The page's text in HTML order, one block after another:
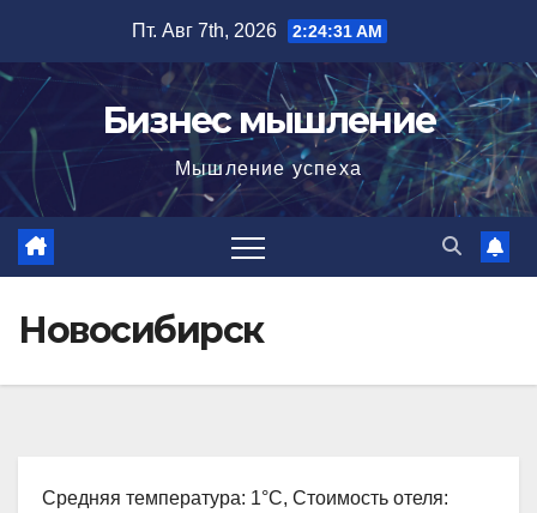
содержимому
Пт. Авг 7th, 2026 2:24:32 AM
Бизнес мышление
Мышление успеха
Новосибирск
Средняя температура: 1°C, Стоимость отеля: